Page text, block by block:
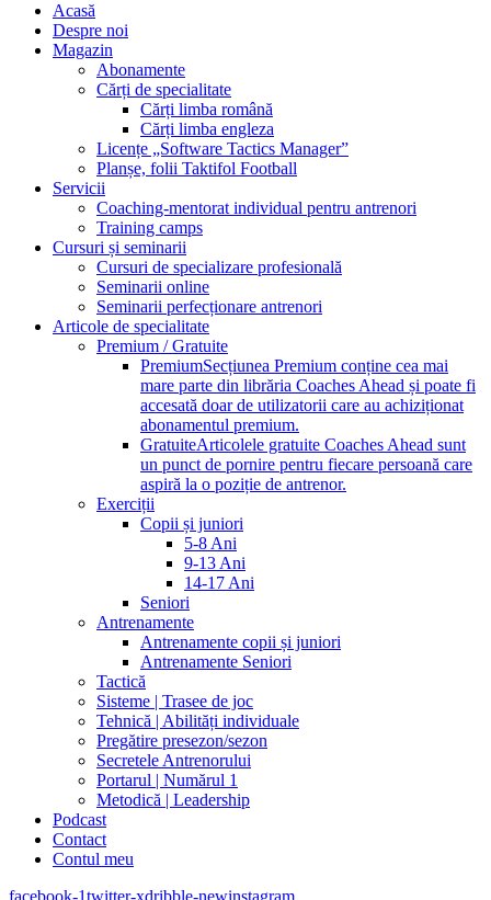
Acasă
Despre noi
Magazin
Abonamente
Cărți de specialitate
Cărți limba română
Cărți limba engleza
Licențe „Software Tactics Manager”
Planșe, folii Taktifol Football
Servicii
Coaching-mentorat individual pentru antrenori
Training camps
Cursuri și seminarii
Cursuri de specializare profesională
Seminarii online
Seminarii perfecționare antrenori
Articole de specialitate
Premium / Gratuite
PremiumSecțiunea Premium conține cea mai
mare parte din librăria Coaches Ahead și poate fi
accesată doar de utilizatorii care au achiziționat
abonamentul premium.
GratuiteArticolele gratuite Coaches Ahead sunt
un punct de pornire pentru fiecare persoană care
aspiră la o poziție de antrenor.
Exerciții
Copii și juniori
5-8 Ani
9-13 Ani
14-17 Ani
Seniori
Antrenamente
Antrenamente copii și juniori
Antrenamente Seniori
Tactică
Sisteme | Trasee de joc
Tehnică | Abilități individuale
Pregătire presezon/sezon
Secretele Antrenorului
Portarul | Numărul 1
Metodică | Leadership
Podcast
Contact
Contul meu
facebook-1twitter-xdribble-newinstagram